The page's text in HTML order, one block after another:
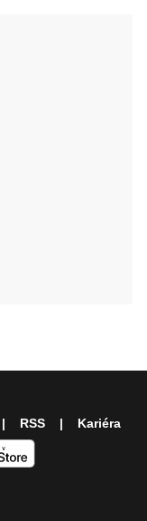
RSS Kariéra